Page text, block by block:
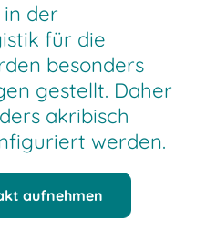
der
für die
besonders
gestellt. Daher
akribisch
werden.
aufnehmen